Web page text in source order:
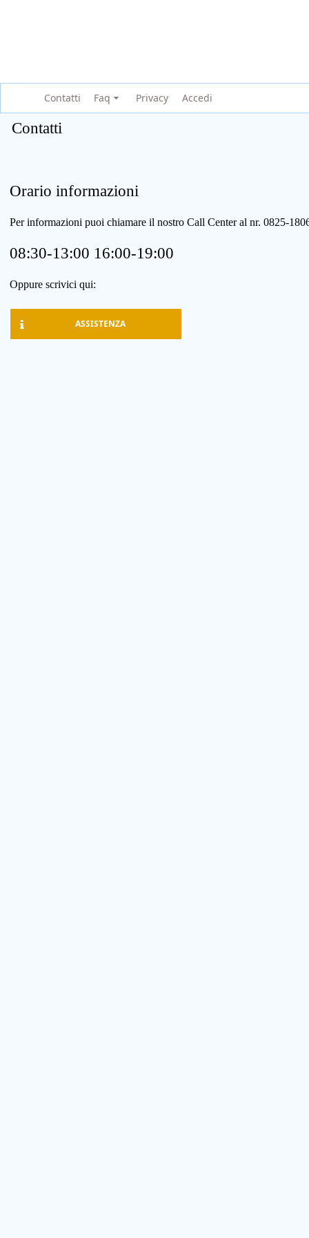
Contatti Faq Privacy Accedi
Contatti
Orario informazioni
Per informazioni puoi chiamare il nostro Call Center al nr. 0825-
08:30-13:00 16:00-19:00
Oppure scrivici qui:
ASSISTENZA